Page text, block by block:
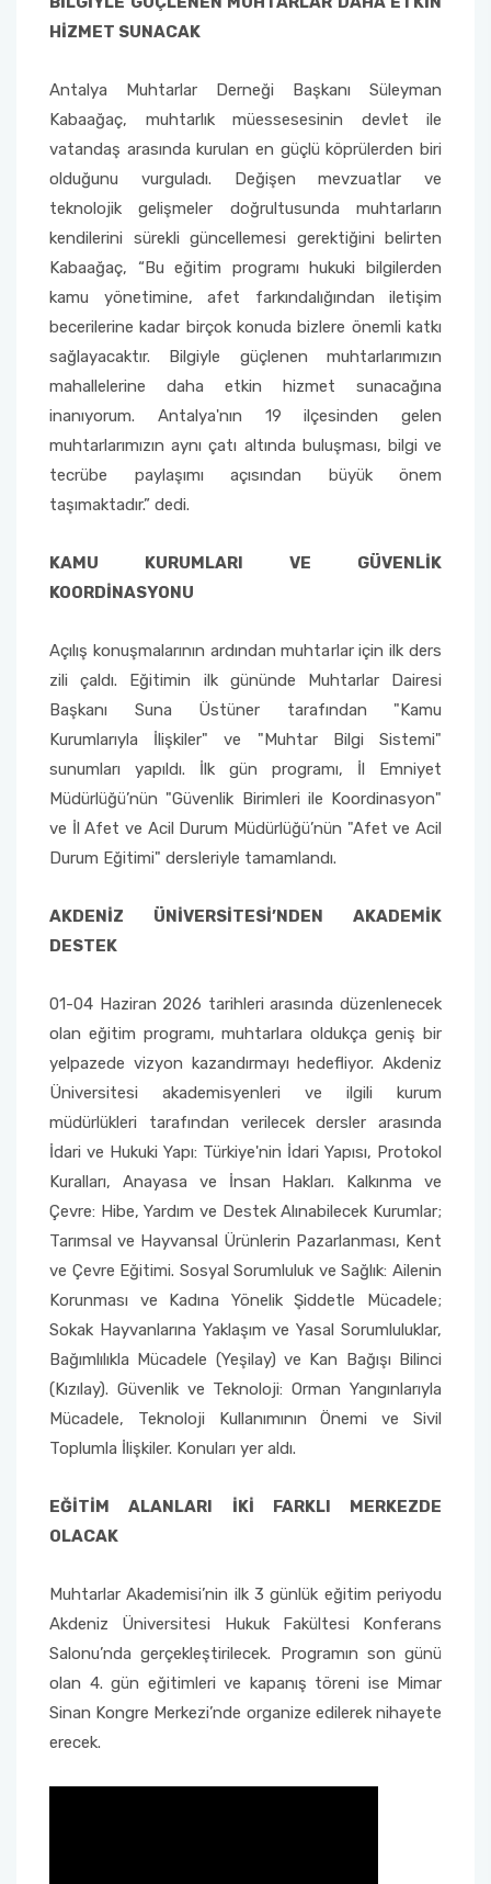
HİZMET SUNACAK
Antalya Muhtarlar Derneği Başkanı Süleyman
Kabaağaç, muhtarlık müessesesinin devlet ile
vatandaş arasında kurulan en güçlü köprülerden biri
olduğunu vurguladı. Değişen mevzuatlar ve
teknolojik gelişmeler doğrultusunda muhtarların
kendilerini sürekli güncellemesi gerektiğini belirten
Kabaağaç, “Bu eğitim programı hukuki bilgilerden
kamu yönetimine, afet farkındalığından iletişim
becerilerine kadar birçok konuda bizlere önemli katkı
sağlayacaktır. Bilgiyle güçlenen muhtarlarımızın
mahallelerine daha etkin hizmet sunacağına
inanıyorum. Antalya'nın 19 ilçesinden gelen
muhtarlarımızın aynı çatı altında buluşması, bilgi ve
tecrübe paylaşımı açısından büyük önem
taşımaktadır.” dedi.
KAMU KURUMLARI VE GÜVENLİK
KOORDİNASYONU
Açılış konuşmalarının ardından muhtarlar için ilk ders
zili çaldı. Eğitimin ilk gününde Muhtarlar Dairesi
Başkanı Suna Üstüner tarafından "Kamu
Kurumlarıyla İlişkiler" ve "Muhtar Bilgi Sistemi"
sunumları yapıldı. İlk gün programı, İl Emniyet
Müdürlüğü’nün "Güvenlik Birimleri ile Koordinasyon"
ve İl Afet ve Acil Durum Müdürlüğü’nün "Afet ve Acil
Durum Eğitimi" dersleriyle tamamlandı.
AKDENİZ ÜNİVERSİTESİ’NDEN AKADEMİK
DESTEK
01-04 Haziran 2026 tarihleri arasında düzenlenecek
olan eğitim programı, muhtarlara oldukça geniş bir
yelpazede vizyon kazandırmayı hedefliyor. Akdeniz
Üniversitesi akademisyenleri ve ilgili kurum
müdürlükleri tarafından verilecek dersler arasında
İdari ve Hukuki Yapı: Türkiye'nin İdari Yapısı, Protokol
Kuralları, Anayasa ve İnsan Hakları. Kalkınma ve
Çevre: Hibe, Yardım ve Destek Alınabilecek Kurumlar;
Tarımsal ve Hayvansal Ürünlerin Pazarlanması, Kent
ve Çevre Eğitimi. Sosyal Sorumluluk ve Sağlık: Ailenin
Korunması ve Kadına Yönelik Şiddetle Mücadele;
Sokak Hayvanlarına Yaklaşım ve Yasal Sorumluluklar,
Bağımlılıkla Mücadele (Yeşilay) ve Kan Bağışı Bilinci
(Kızılay). Güvenlik ve Teknoloji: Orman Yangınlarıyla
Mücadele, Teknoloji Kullanımının Önemi ve Sivil
Toplumla İlişkiler. Konuları yer aldı.
EĞİTİM ALANLARI İKİ FARKLI MERKEZDE
OLACAK
Muhtarlar Akademisi’nin ilk 3 günlük eğitim periyodu
Akdeniz Üniversitesi Hukuk Fakültesi Konferans
Salonu’nda gerçekleştirilecek. Programın son günü
olan 4. gün eğitimleri ve kapanış töreni ise Mimar
Sinan Kongre Merkezi’nde organize edilerek nihayete
erecek.